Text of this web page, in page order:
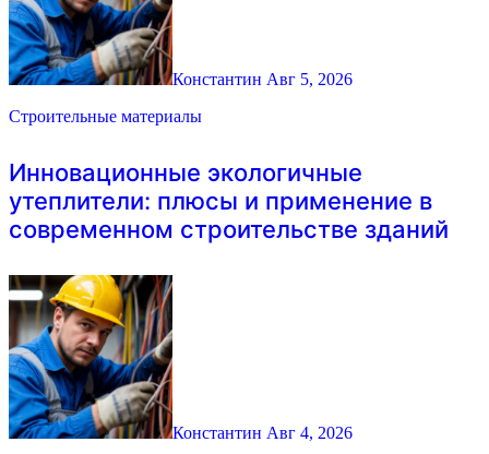
Константин Авг 5, 2026
Строительные материалы
Инновационные экологичные
утеплители: плюсы и применение в
современном строительстве зданий
Константин Авг 4, 2026